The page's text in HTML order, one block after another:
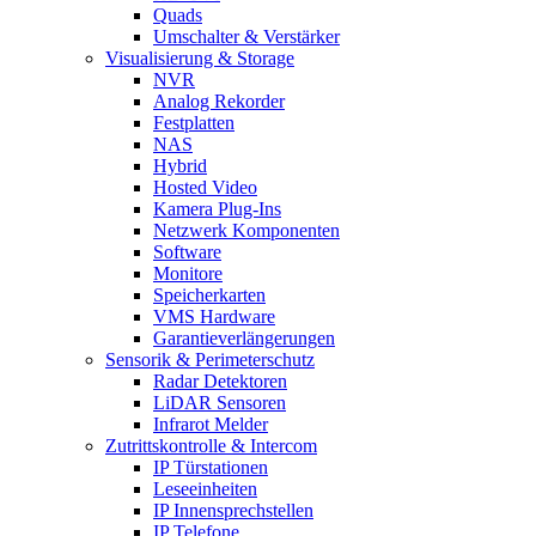
Quads
Umschalter & Verstärker
Visualisierung & Storage
NVR
Analog Rekorder
Festplatten
NAS
Hybrid
Hosted Video
Kamera Plug-Ins
Netzwerk Komponenten
Software
Monitore
Speicherkarten
VMS Hardware
Garantieverlängerungen
Sensorik & Perimeterschutz
Radar Detektoren
LiDAR Sensoren
Infrarot Melder
Zutrittskontrolle & Intercom
IP Türstationen
Leseeinheiten
IP Innensprechstellen
IP Telefone